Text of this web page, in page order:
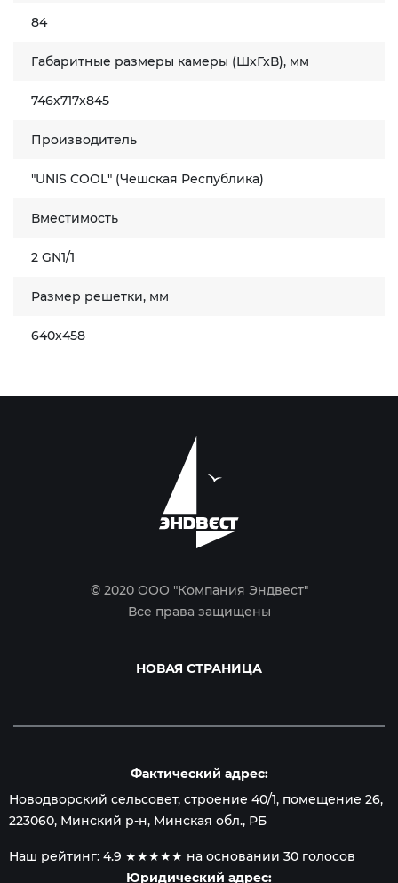
84
Габаритные размеры камеры (ШхГхВ), мм
746х717х845
Производитель
"UNIS COOL" (Чешская Республика)
Вместимость
2 GN1/1
Размер решетки, мм
640х458
© 2020 ООО "Компания Эндвест"
Все права защищены
НОВАЯ СТРАНИЦА
Фактический адрес:
Новодворский сельсовет, строение 40/1, помещение 26,
223060, Минский р-н, Минская обл., РБ
Наш рейтинг: 4.9 ★★★★★ на основании 30 голосов
Юридический адрес: